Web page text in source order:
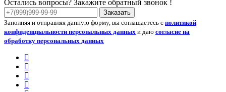
Остались вопросы? Закажите обратный звонок !
Заказать
Заполняя и отправляя данную форму, вы соглашаетесь с политикой
конфиденциальности персональных данных и даю согласие на
обработку персональных данных